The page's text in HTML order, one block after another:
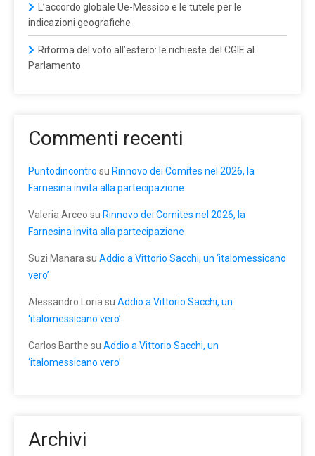
L’accordo globale Ue-Messico e le tutele per le
indicazioni geografiche
Riforma del voto all’estero: le richieste del CGIE al
Parlamento
Commenti recenti
Puntodincontro su Rinnovo dei Comites nel 2026, la
Farnesina invita alla partecipazione
Valeria Arceo su Rinnovo dei Comites nel 2026, la
Farnesina invita alla partecipazione
Suzi Manara su Addio a Vittorio Sacchi, un ‘italomessicano
vero’
Alessandro Loria su Addio a Vittorio Sacchi, un
‘italomessicano vero’
Carlos Barthe su Addio a Vittorio Sacchi, un
‘italomessicano vero’
Archivi